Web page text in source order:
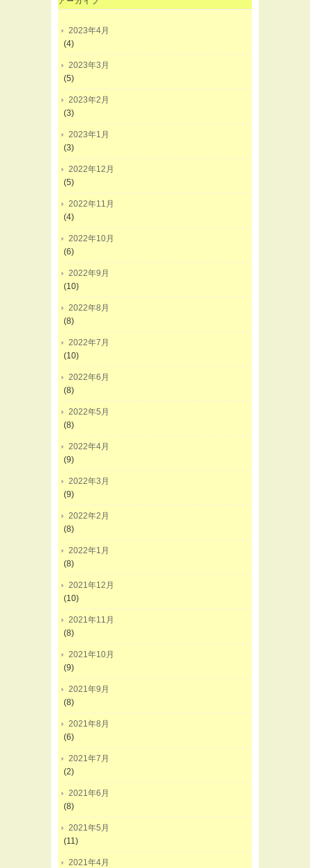
2023年4月
(4)
2023年3月
(5)
2023年2月
(3)
2023年1月
(3)
2022年12月
(5)
2022年11月
(4)
2022年10月
(6)
2022年9月
(10)
2022年8月
(8)
2022年7月
(10)
2022年6月
(8)
2022年5月
(8)
2022年4月
(9)
2022年3月
(9)
2022年2月
(8)
2022年1月
(8)
2021年12月
(10)
2021年11月
(8)
2021年10月
(9)
2021年9月
(8)
2021年8月
(6)
2021年7月
(2)
2021年6月
(8)
2021年5月
(11)
2021年4月